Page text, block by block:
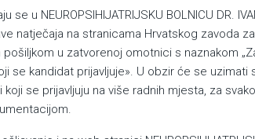
u NEUROPSIHIJATRIJSKU BOLNICU DR.
natječaja na stranicama Hrvatskog zavoda
u zatvorenoj omotnici s naznakom
se kandidat prijavljuje». U obzir će se
se prijavljuju na više radnih mjesta, za